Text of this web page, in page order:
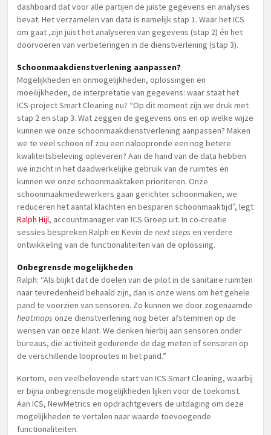
dashboard dat voor alle partijen de juiste gegevens en analyses
bevat. Het verzamelen van data is namelijk stap 1. Waar het ICS
om gaat ,zijn juist het analyseren van gegevens (stap 2) én het
doorvoeren van verbeteringen in de dienstverlening (stap 3).
Schoonmaakdienstverlening aanpassen?
Mogelijkheden en onmogelijkheden, oplossingen en
moeilijkheden, de interpretatie van gegevens: waar staat het
ICS-project Smart Cleaning nu? “Op dit moment zijn we druk met
stap 2 en stap 3. Wat zeggen de gegevens ons en op welke wijze
kunnen we onze schoonmaakdienstverlening aanpassen? Maken
we te veel schoon of zou een naloopronde een nog betere
kwaliteitsbeleving opleveren? Aan de hand van de data hebben
we inzicht in het daadwerkelijke gebruik van de ruimtes en
kunnen we onze schoonmaaktaken prioriteren. Onze
schoonmaakmedewerkers gaan gerichter schoonmaken, we
reduceren het aantal klachten en besparen schoonmaaktijd”, legt
Ralph Hijl, accountmanager van ICS Groep uit. In co-creatie
sessies bespreken Ralph en Kevin de next steps en verdere
ontwikkeling van de functionaliteiten van de oplossing.
Onbegrensde mogelijkheden
Ralph: “Als blijkt dat de doelen van de pilot in de sanitaire ruimten
naar tevredenheid behaald zijn, dan is onze wens om het gehele
pand te voorzien van sensoren. Zo kunnen we door zogenaamde
heatmaps onze dienstverlening nog beter afstemmen op de
wensen van onze klant. We denken hierbij aan sensoren onder
bureaus, die activiteit gedurende de dag meten of sensoren op
de verschillende looproutes in het pand.”
Kortom, een veelbelovende start van ICS Smart Cleaning, waarbij
er bijna onbegrensde mogelijkheden lijken voor de toekomst.
Aan ICS, NewMetrics en opdrachtgevers de uitdaging om deze
mogelijkheden te vertalen naar waarde toevoegende
functionaliteiten.